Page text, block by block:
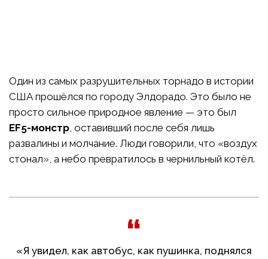
Один из самых разрушительных торнадо в истории
США прошёлся по городу Элдорадо. Это было не
просто сильное природное явление — это был
EF5-монстр , оставивший после себя лишь
развалины и молчание. Люди говорили, что «воздух
стонал», а небо превратилось в чернильный котёл.
«Я увидел, как автобус, как пушинка, поднялся